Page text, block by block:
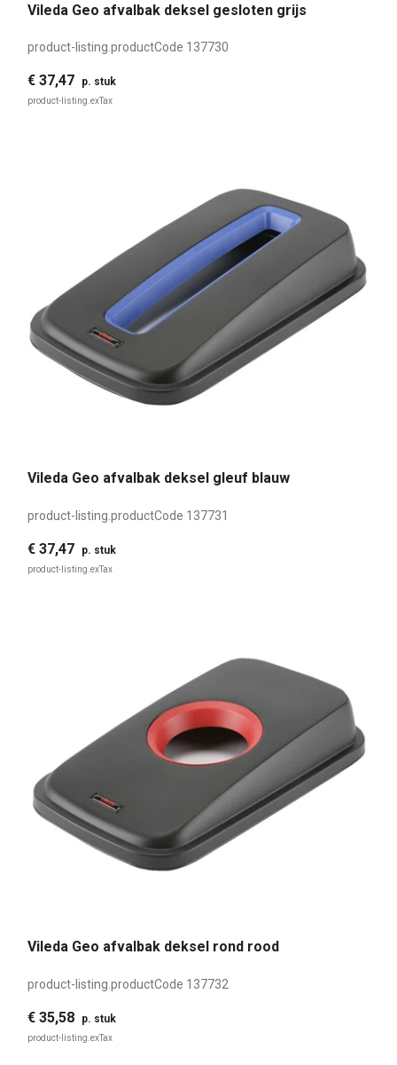
Vileda Geo afvalbak deksel gesloten grijs
product-listing.productCode 137730
€ 37,47 p. stuk
product-listing.exTax
Vileda Geo afvalbak deksel gleuf blauw
product-listing.productCode 137731
€ 37,47 p. stuk
product-listing.exTax
Vileda Geo afvalbak deksel rond rood
product-listing.productCode 137732
€ 35,58 p. stuk
product-listing.exTax